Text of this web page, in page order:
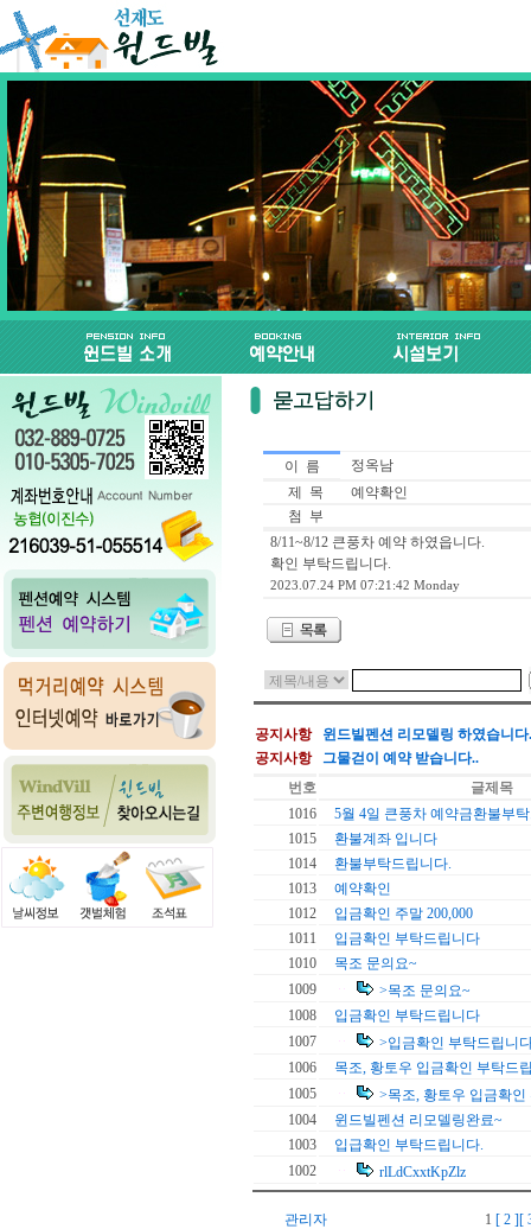
이 름
정옥남
제 목
예약확인
첨 부
8/11~8/12 큰풍차 예약 하였읍니다.
확인 부탁드립니다.
2023.07.24 PM 07:21:42 Monday
공지사항
윈드빌펜션 리모델링 하였습니다
공지사항
그물걷이 예약 받습니다..
번호
글제목
1016
5월 4일 큰풍차 예약금환불부
1015
환불계좌 입니다
1014
환불부탁드립니다.
1013
예약확인
1012
입금확인 주말 200,000
1011
입금확인 부탁드립니다
1010
목조 문의요~
1009
>목조 문의요~
1008
입금확인 부탁드립니다
1007
>입금확인 부탁드립니
1006
목조, 황토우 입금확인 부탁드
1005
>목조, 황토우 입금확인
1004
윈드빌펜션 리모델링완료~
1003
입급확인 부탁드립니다.
1002
rlLdCxxtKpZlz
관리자 1 [ 2 ][